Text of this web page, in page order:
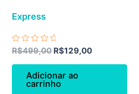
Express
Avaliação
de
R$499,00R$129,00
Adicionar ao
carrinho